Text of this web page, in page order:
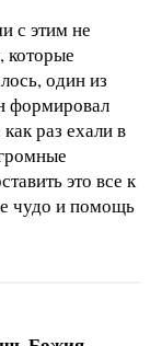
с этим не
которые
один из
формировал
раз ехали в
это все к
чудо и помощь